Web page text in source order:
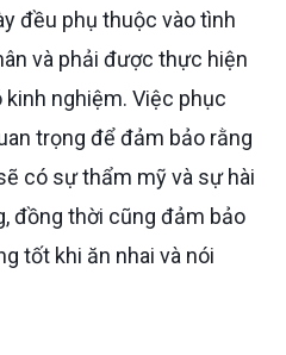
và phải được thực hiện
nghiệm. Việc phục
trọng để đảm bảo rằng
có sự thẩm mỹ và sự hài
đồng thời cũng đảm bảo
tốt khi ăn nhai và nói